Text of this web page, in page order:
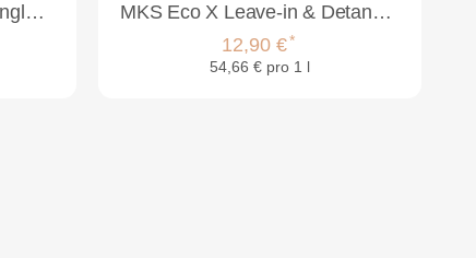
MKS Eco X Leave-In Detangler Dreamsicle 118ml
MKS Eco X Leave-in & Detangler Isle Of You 236ml
12,90 €*
54,66 € pro 1 l